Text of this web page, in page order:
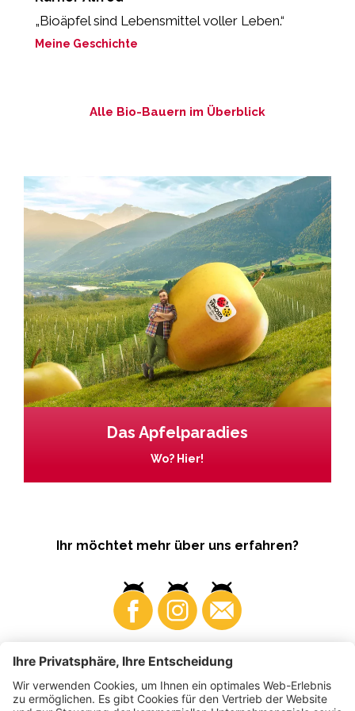
„Bioäpfel sind Lebensmittel voller Leben.“
Meine Geschichte
Alle Bio-Bauern im Überblick
Das Apfelparadies
Wo? Hier!
Ihr möchtet mehr über uns erfahren?
Business Produzenten